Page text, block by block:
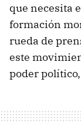
que necesita
formación
rueda de
este
poder